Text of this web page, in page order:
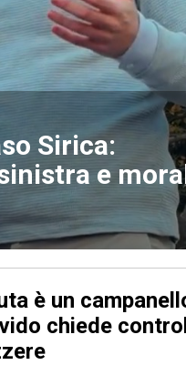
Sirica:
e
è un
chiede